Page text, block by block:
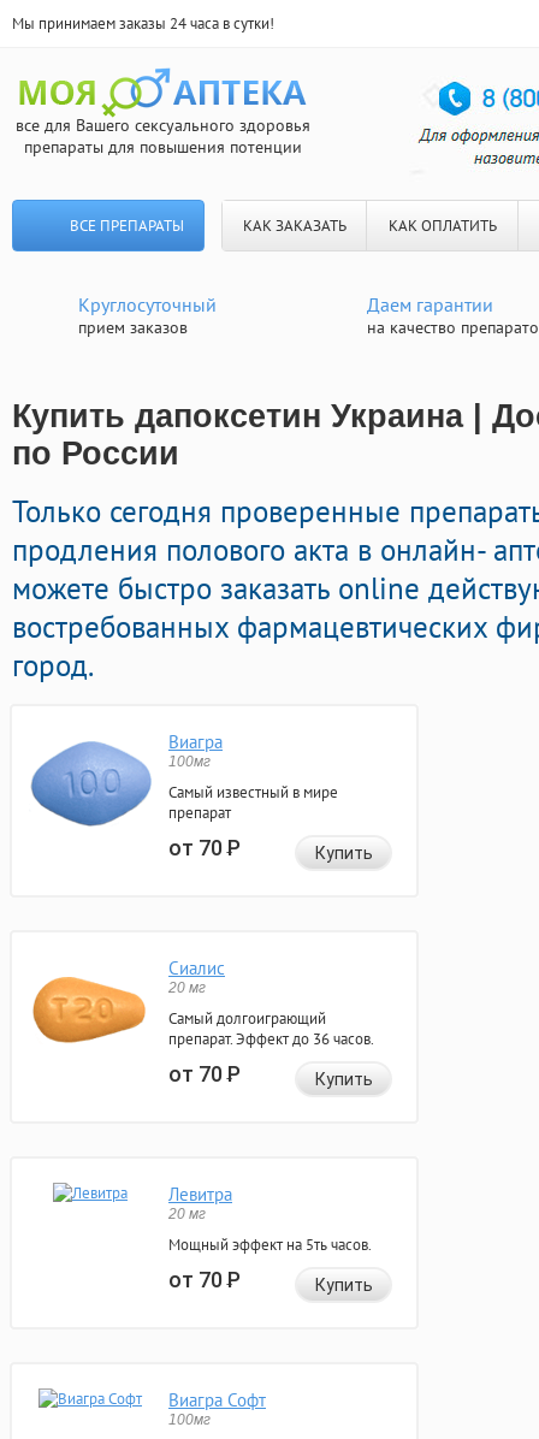
Мы принимаем заказы 24 часа в сутки!
все для Вашего сексуального здоровья
препараты для повышения потенции
ВСЕ ПРЕПАРАТЫ КАК ЗАКАЗАТЬ КАК ОПЛАТИТЬ
Круглосуточный
прием заказов
Даем гарантии
на качество
Купить дапоксетин Украина |
по России
Только сегодня проверенные
продления полового акта в онлайн-
можете быстро заказать online
востребованных фармацевтических
город.
Виагра
100мг
Самый известный в мире
препарат
от 70Р Купить
Сиалис
20 мг
Самый долгоиграющий
препарат. Эффект до 36 часов.
от 70Р Купить
Левитра
20 мг
Мощный эффект на 5ть часов.
от 70Р Купить
Виагра Софт
100мг